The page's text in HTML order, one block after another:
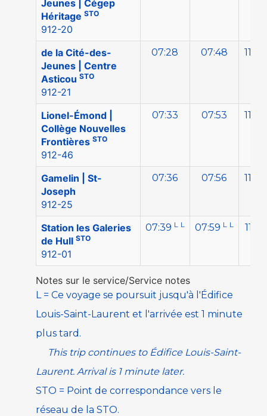
Jeunes | Cégep
Héritage STO
912-20
de la Cité-des-
Jeunes | Centre
Asticou STO
912-21
07:28 07:48 11:46
Lionel-Émond |
Collège Nouvelles
Frontières STO
912-46
07:33 07:53 11:50
Gamelin | St-
Joseph
912-25
07:36 07:56 11:52
Station les Galeries
de Hull STO
912-01
07:39 L L 07:59 L L 11:55
Notes sur le service/Service notes
L = Ce voyage se poursuit jusqu'à l'Édifice
Louis-Saint-Laurent et l'arrivée est 1 minute
plus tard.
This trip continues to Édifice Louis-Saint-
Laurent. Arrival is 1 minute later.
STO = Point de correspondance vers le
réseau de la STO.